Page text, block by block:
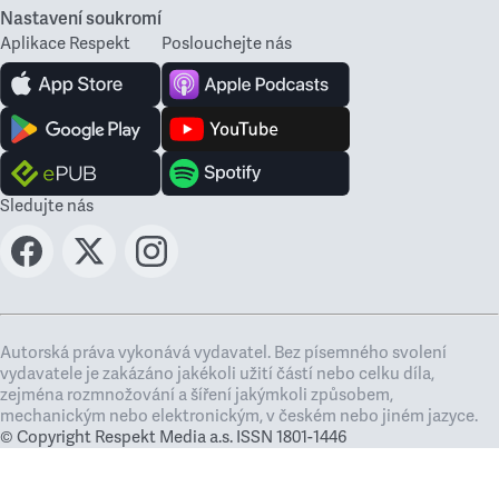
Nastavení soukromí
Aplikace Respekt Poslouchejte nás
Sledujte nás
Autorská práva vykonává vydavatel. Bez písemného svolení
vydavatele je zakázáno jakékoli užití částí nebo celku díla,
zejména rozmnožování a šíření jakýmkoli způsobem,
mechanickým nebo elektronickým, v českém nebo jiném jazyce.
© Copyright Respekt Media a.s. ISSN 1801-1446